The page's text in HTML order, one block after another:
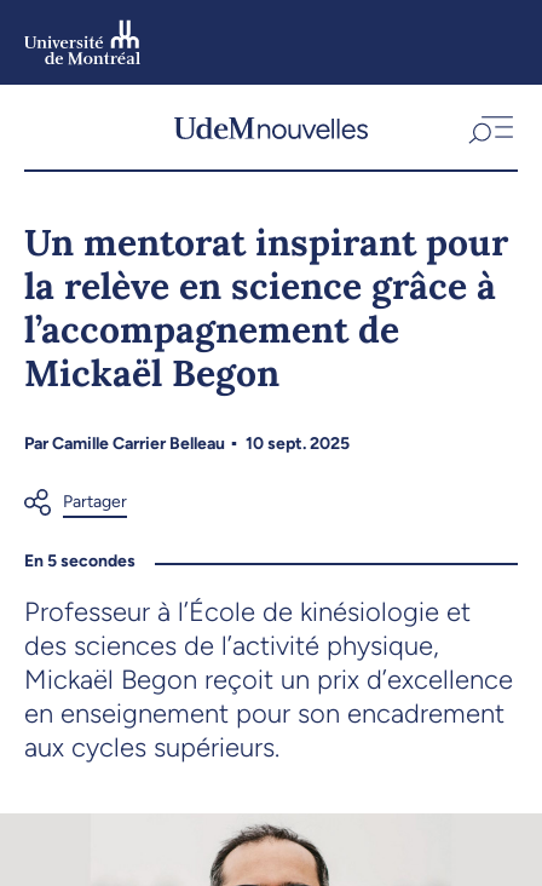
Un mentorat inspirant pour
la relève en science grâce à
l’accompagnement de
Mickaël Begon
ParCamille Carrier Belleau 10 sept. 2025
En 5 secondes
Professeur à l’École de kinésiologie et
des sciences de l’activité physique,
Mickaël Begon reçoit un prix d’excellence
en enseignement pour son encadrement
aux cycles supérieurs.